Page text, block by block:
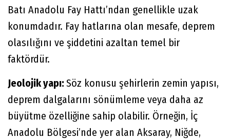
Batı Anadolu Fay Hattı’ndan genellikle uzak
konumdadır. Fay hatlarına olan mesafe, deprem
olasılığını ve şiddetini azaltan temel bir
faktördür.
Jeolojik yapı:Söz konusu şehirlerin zemin yapısı,
deprem dalgalarını sönümleme veya daha az
büyütme özelliğine sahip olabilir. Örneğin, İç
Anadolu Bölgesi’nde yer alan Aksaray, Niğde,